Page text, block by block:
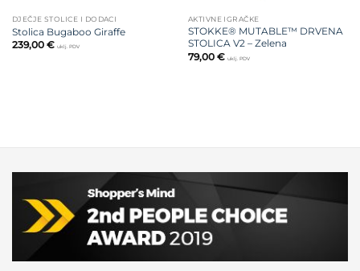
DJEČJE STOLICE I DODACI
Stolica Bugaboo Giraffe
239,00 € uklj. PDV
AKTIVNE IGRAČKE
STOKKE® MUTABLE™ DRVENA
STOLICA V2 – Zelena
79,00 € uklj. PDV